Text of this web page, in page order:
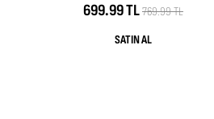
699.99 TL769.99 TL